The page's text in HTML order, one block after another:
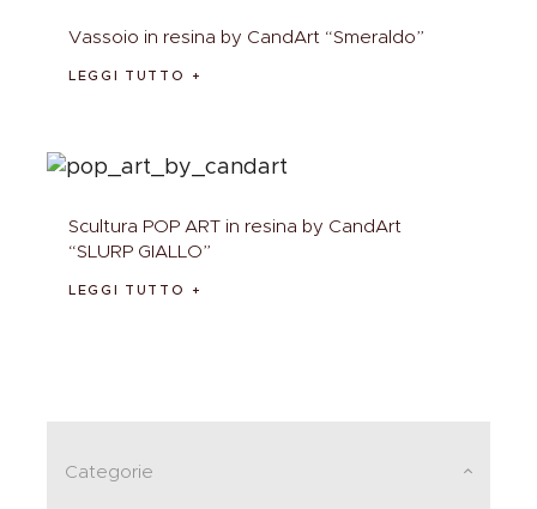
Vassoio in resina by CandArt “Smeraldo”
LEGGI TUTTO
Scultura POP ART in resina by CandArt
“SLURP GIALLO”
LEGGI TUTTO
Categorie